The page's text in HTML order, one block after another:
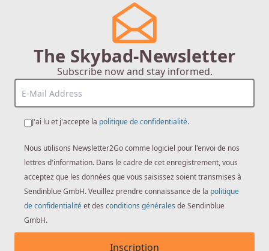
The Skybad-Newsletter
Subscribe now and stay informed.
J'ai lu et j'accepte la politique de confidentialité.
Nous utilisons Newsletter2Go comme logiciel pour l'envoi de nos
lettres d'information. Dans le cadre de cet enregistrement, vous
acceptez que les données que vous saisissez soient transmises à
Sendinblue GmbH. Veuillez prendre connaissance de la politique
de confidentialitéet des conditions générales de Sendinblue
GmbH.
Inscription